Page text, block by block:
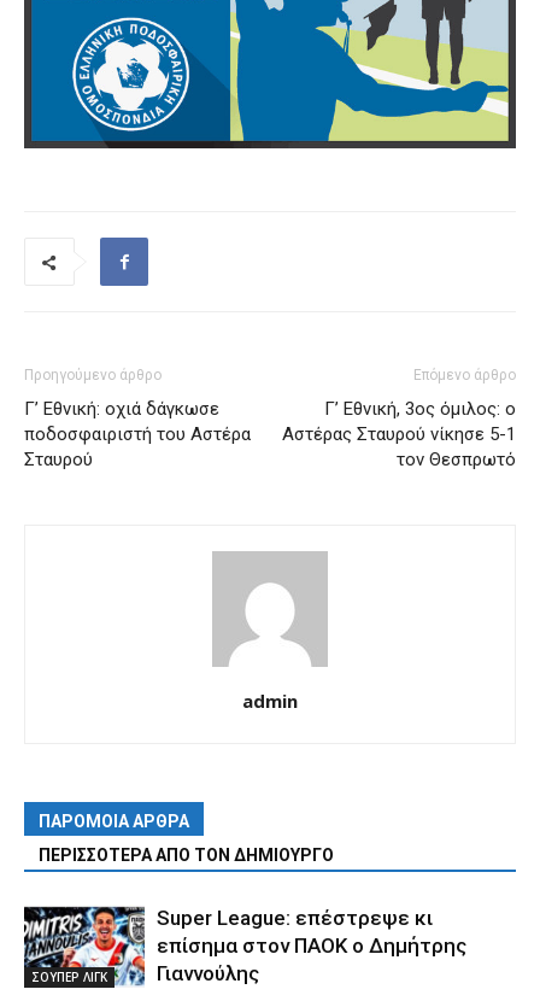
Προηγούμενο άρθρο
Γ’ Εθνική: οχιά δάγκωσε
ποδοσφαιριστή του Αστέρα
Σταυρού
Επόμενο άρθρο
Γ’ Εθνική, 3ος όμιλος: ο
Αστέρας Σταυρού νίκησε 5-1
τον Θεσπρωτό
admin
ΠΑΡΟΜΟΙΑ ΑΡΘΡΑ
ΠΕΡΙΣΣΟΤΕΡΑ ΑΠΟ ΤΟΝ ΔΗΜΙΟΥΡΓΟ
ΣΟΥΠΕΡ ΛΙΓΚ
Super League: επέστρεψε κι
επίσημα στον ΠΑΟΚ ο Δημήτρης
Γιαννούλης